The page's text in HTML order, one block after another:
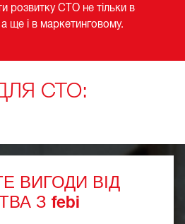
розвитку СТО не тільки в
ще і в маркетинговому.
СТО:
ВИГОДИ ВІД
З febi